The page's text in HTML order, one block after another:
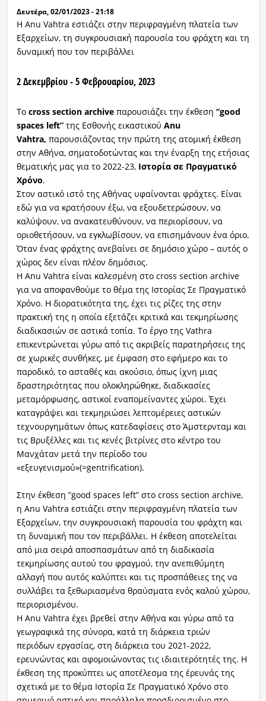
Δευτέρα, 02/01/2023 - 21:18
Η Anu Vahtra εστιάζει στην περιφραγμένη πλατεία των
Εξαρχείων, τη συγκρουσιακή παρουσία του φράχτη και τη
δυναμική που τον περιβάλλει
2 Δεκεμβρίου - 5 Φεβρουαρίου, 2023
Το cross section archiveπαρουσιάζει την έκθεση ”good
spaces left”της Εσθονής εικαστικού Anu
Vahtra, παρουσιάζοντας την πρώτη της ατομική έκθεση
στην Αθήνα, σηματοδοτώντας και την έναρξη της ετήσιας
θεματικής μας για το 2022-23, Ιστορία σε Πραγματικό
Χρόνο.
Στον αστικό ιστό της Αθήνας υφαίνονται φράχτες. Είναι
εδώ για να κρατήσουν έξω, να εξουδετερώσουν, να
καλύψουν, να ανακατευθύνουν, να περιορίσουν, να
οριοθετήσουν, να εγκλωβίσουν, να επισημάνουν ένα όριο.
Όταν ένας φράχτης ανεβαίνει σε δημόσιο χώρο – αυτός ο
χώρος δεν είναι πλέον δημόσιος.
Η Anu Vahtra είναι καλεσμένη στο cross section archive
για να αποφανθούμε το θέμα της Ιστορίας Σε Πραγματικό
Χρόνο. Η διορατικότητα της, έχει τις ρίζες της στην
πρακτική της η οποία εξετάζει κριτικά και τεκμηρίωσης
διαδικασιών σε αστικά τοπία. Το έργο της Vathra
επικεντρώνεται γύρω από τις ακριβείς παρατηρήσεις της
σε χωρικές συνθήκες, με έμφαση στο εφήμερο και το
παροδικό, το ασταθές και ακούσιο, όπως ίχνη μιας
δραστηριότητας που ολοκληρώθηκε, διαδικασίες
μεταμόρφωσης, αστικοί εναπομείναντες χώροι. Έχει
καταγράψει και τεκμηριώσει λεπτομέρειες αστικών
τεχνουργημάτων όπως κατεδαφίσεις στο Άμστερνταμ και
τις Βρυξέλλες και τις κενές βιτρίνες στο κέντρο του
Μανχάταν μετά την περίοδο του
«εξευγενισμού»(=gentrification).
Στην έκθεση ”good spaces left” στο cross section archive,
η Anu Vahtra εστιάζει στην περιφραγμένη πλατεία των
Εξαρχείων, την συγκρουσιακή παρουσία του φράχτη και
τη δυναμική που τον περιβάλλει. Η έκθεση αποτελείται
από μια σειρά αποσπασμάτων από τη διαδικασία
τεκμηρίωσης αυτού του φραγμού, την ανεπιθύμητη
αλλαγή που αυτός καλύπτει και τις προσπάθειες της να
συλλάβει τα ξεθωριασμένα θραύσματα ενός καλού χώρου,
περιορισμένου.
Η Anu Vahtra έχει βρεθεί στην Αθήνα και γύρω από τα
γεωγραφικά της σύνορα, κατά τη διάρκεια τριών
περιόδων εργασίας, στη διάρκεια του 2021-2022,
ερευνώντας και αφομοιώνοντας τις ιδιαιτερότητές της. Η
έκθεση της προκύπτει ως αποτέλεσμα της έρευνάς της
σχετικά με το θέμα Ιστορία Σε Πραγματικό Χρόνο στο